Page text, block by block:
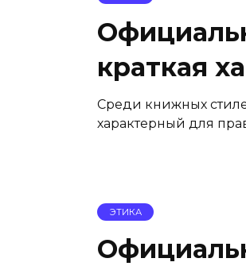
краткая
Среди книжных
характерный для
ЭТИКА